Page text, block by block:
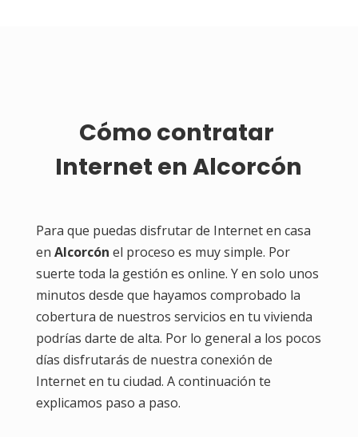
Cómo contratar
Internet en Alcorcón
Para que puedas disfrutar de Internet en casa
en Alcorcón el proceso es muy simple. Por
suerte toda la gestión es online. Y en solo unos
minutos desde que hayamos comprobado la
cobertura de nuestros servicios en tu vivienda
podrías darte de alta. Por lo general a los pocos
días disfrutarás de nuestra conexión de
Internet en tu ciudad. A continuación te
explicamos paso a paso.